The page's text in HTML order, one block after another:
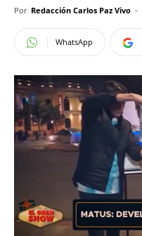
Por Redacción Carlos Paz Vivo -
WhatsApp